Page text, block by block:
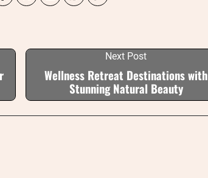
Next Post
Wellness Retreat Destinations with
Stunning Natural Beauty